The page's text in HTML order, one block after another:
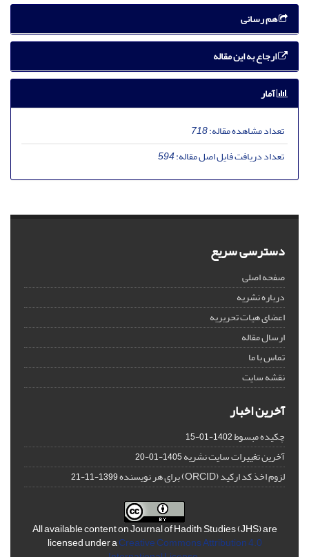
هم رسانی
ارجاع به این مقاله
آمار
تعداد مشاهده مقاله:718
تعداد دریافت فایل اصل مقاله:594
دسترسی سریع
صفحه اصلی
درباره نشریه
اعضای هیات تحریریه
ارسال مقاله
تماس با ما
نقشه سایت
آخرین اخبار
چکیده مبسوط1402-01-15
آخرین تغییرات سایت نشریه1405-01-20
لزوم اخذ کد ارکید (ORCID) برای هر نویسنده 1399-11-21
All available content on Journal of Hadith Studies (JHS) are
licensed under aCreative Commons Attribution 4.0